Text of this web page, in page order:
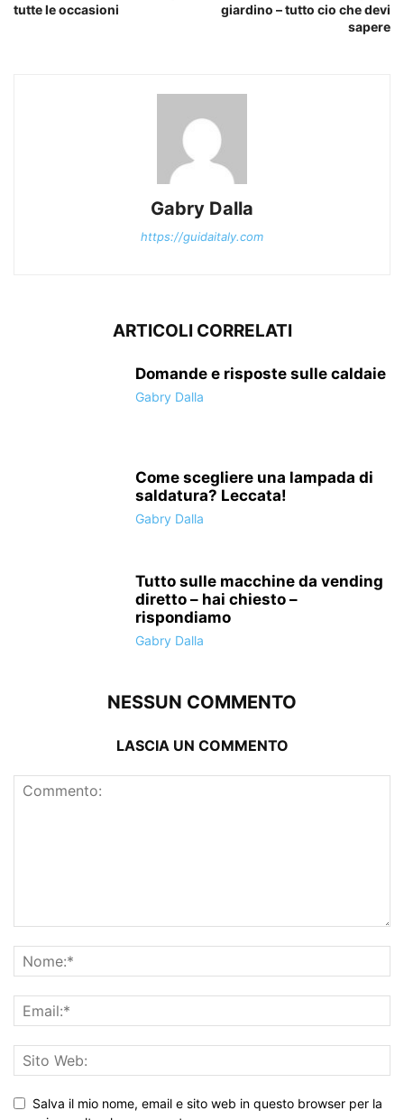
tutte le occasioni
giardino – tutto cio che devi
sapere
Gabry Dalla
https://guidaitaly.com
ARTICOLI CORRELATI
Domande e risposte sulle caldaie
Gabry Dalla
Come scegliere una lampada di
saldatura? Leccata!
Gabry Dalla
Tutto sulle macchine da vending
diretto – hai chiesto –
rispondiamo
Gabry Dalla
NESSUN COMMENTO
LASCIA UN COMMENTO
Salva il mio nome, email e sito web in questo browser per la